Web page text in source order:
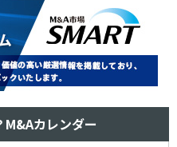
カレンダー